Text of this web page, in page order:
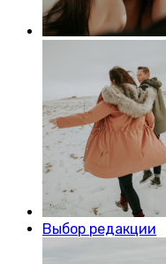
Выбор редакции